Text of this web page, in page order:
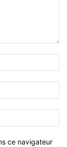
ce navigateur